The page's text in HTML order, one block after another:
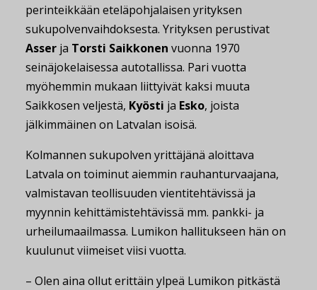
perinteikkään eteläpohjalaisen yrityksen
sukupolvenvaihdoksesta. Yrityksen perustivat
Asser ja Torsti Saikkonen vuonna 1970
seinäjokelaisessa autotallissa. Pari vuotta
myöhemmin mukaan liittyivät kaksi muuta
Saikkosen veljestä, Kyösti ja Esko, joista
jälkimmäinen on Latvalan isoisä.
Kolmannen sukupolven yrittäjänä aloittava
Latvala on toiminut aiemmin rauhanturvaajana,
valmistavan teollisuuden vientitehtävissä ja
myynnin kehittämistehtävissä mm. pankki- ja
urheilumaailmassa. Lumikon hallitukseen hän on
kuulunut viimeiset viisi vuotta.
– Olen aina ollut erittäin ylpeä Lumikon pitkästä